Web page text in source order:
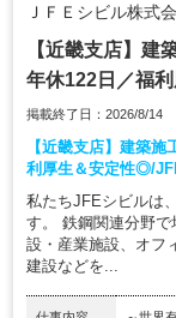
ＪＦＥシビル株式
【近畿支店】
年休122日／福
掲載終了日：2026/8/14
【近畿支店】建築
利厚生＆安定性◎/
私たちJFEシビルは
す。 鉄鋼関連分野
設・産業施設、オフ
建設などを...